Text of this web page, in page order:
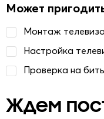
Может
Монтаж
Настройка
Проверка на
Ждем